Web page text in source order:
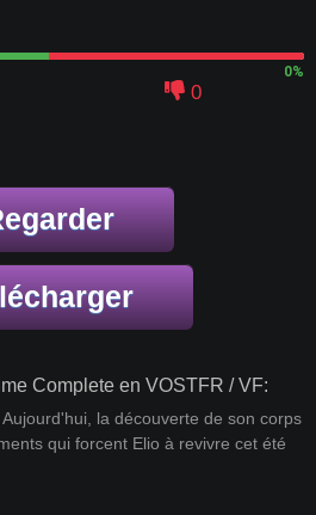
0%
0
Complete en VOSTFR / VF:
la découverte de son corps
qui forcent Elio à revivre cet été